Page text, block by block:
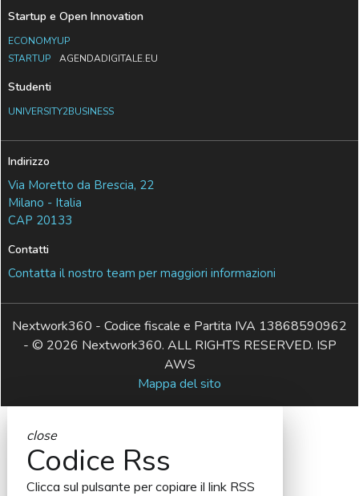
Startup e Open Innovation
ECONOMYUP
STARTUP
AGENDADIGITALE.EU
Studenti
UNIVERSITY2BUSINESS
Indirizzo
Via Moretto da Brescia, 22
Milano - Italia
CAP 20133
Contatti
Contatta il nostro team per maggiori informazioni
Nextwork360 - Codice fiscale e Partita IVA 13868590962
- © 2026 Nextwork360. ALL RIGHTS RESERVED. ISP
AWS
Mappa del sito
close
Codice Rss
Clicca sul pulsante per copiare il link RSS